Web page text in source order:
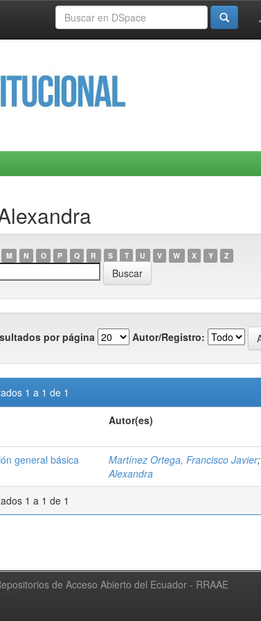
M N O P Q R S T U V W X Y Z
por página Autor/Registro:
1 a 1 de 1
Autor(es)
general básica
Martínez Ortega, Francisco Javier;
Alexandra
1 a 1 de 1
de Acceso Abierto del Ecuador - RRAAE